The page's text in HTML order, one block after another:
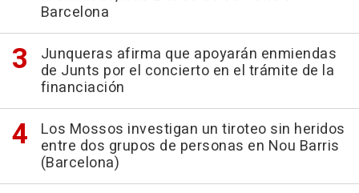
Barcelona
Junqueras afirma que apoyarán enmiendas
de Junts por el concierto en el trámite de la
financiación
Los Mossos investigan un tiroteo sin heridos
entre dos grupos de personas en Nou Barris
(Barcelona)